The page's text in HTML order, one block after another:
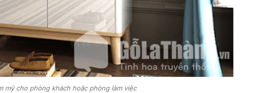
mỹ cho phòng khách hoặc phòng làm việc